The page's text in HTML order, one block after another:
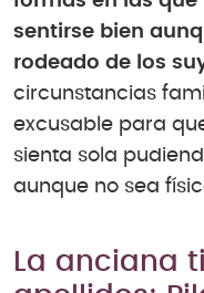
sentirse bien
rodeado de los
circunstancias
excusable para
sienta sola
aunque no sea
La anciana